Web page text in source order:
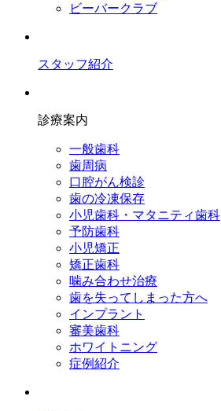
ビーバークラブ
スタッフ紹介
診療案内
一般歯科
歯周病
口腔がん検診
歯の冷凍保存
小児歯科・マタニティ歯科
予防歯科
小児矯正
矯正歯科
噛み合わせ治療
歯を失ってしまった方へ
インプラント
審美歯科
ホワイトニング
症例紹介